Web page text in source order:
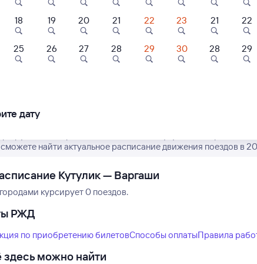
Нет рейсов по
пассажирских поездов РЖД из Кутулика в Варгаши.
найти актуальное расписание движения поездов в
Кутулик — Варгаши
курсирует 0 поездов.
РЖД
по приобретению билетовСпособы оплатыПравила
можно найти
18 19 20 21 22 23
25 26 27 28 29 30
21 22
28 29
дату